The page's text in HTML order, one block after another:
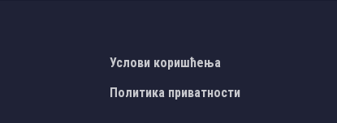
Услови коришћења
Политика приватности